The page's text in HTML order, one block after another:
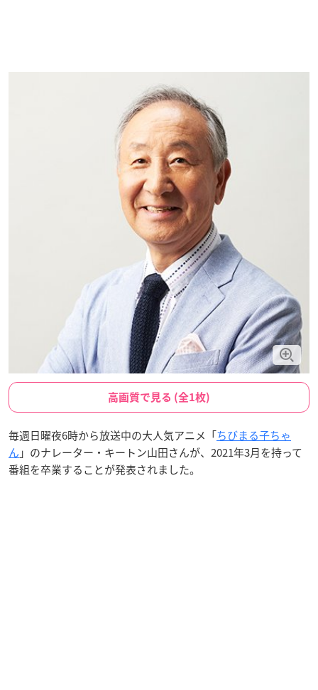
高画質で見る (全1枚)
毎週日曜夜6時から放送中の大人気アニメ「ちびまる子ちゃ
ん 」のナレーター・キートン山田さんが、2021年3月を持って
番組を卒業することが発表されました。